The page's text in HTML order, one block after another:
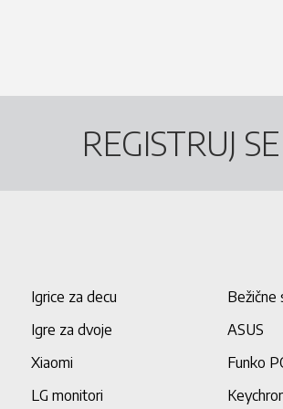
REGISTRUJ
Igrice za decu
Bežične
Igre za dvoje
ASUS
Xiaomi
Funko
LG monitori